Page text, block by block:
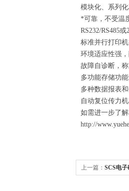
模块化、系列
*可靠，不受温
RS232/RS485
标准并行打印机
环境适应性强
故障自诊断，
多功能存储功
多种数据报表
自动复位传力
如需进一步了
http://
上一篇： SCS电